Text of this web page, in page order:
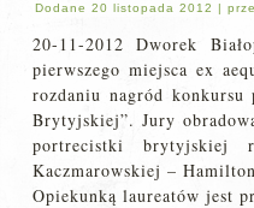
Dodane 20 listopada 2012 |
20-11-2012 Dworek
pierwszego miejsca ex
rozdaniu nagród
Brytyjskiej”. Jury
portrecistki brytyjskiej
Kaczmarowskiej –
Opiekunką laureatów jest